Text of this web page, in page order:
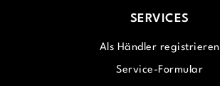
SERVICES
Als Händler registrieren
Service-Formular